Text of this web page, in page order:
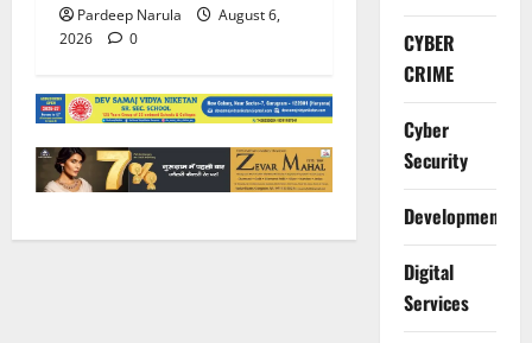
Pardeep Narula
August 6,
2026
0
CYBER
CRIME
Cyber
Security
Development
Digital
Services